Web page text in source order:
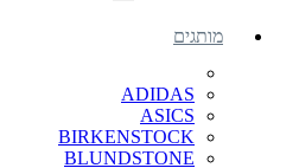
מותגים
ADIDAS
ASICS
BIRKENSTOCK
BLUNDSTONE